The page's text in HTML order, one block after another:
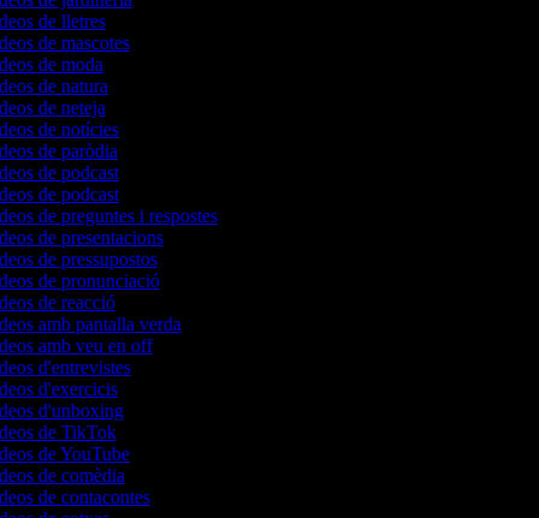
de lletres
de mascotes
de moda
de natura
de neteja
de notícies
de paròdia
de podcast
de podcast
de preguntes i respostes
de presentacions
de pressupostos
de pronunciació
de reacció
amb pantalla verda
amb veu en off
d'entrevistes
d'exercicis
d'unboxing
de TikTok
de YouTube
de comèdia
de contacontes